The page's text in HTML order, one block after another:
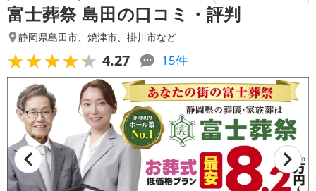
富士葬祭 島田の口コミ・評判
静岡県島田市、 焼津市、 掛川市など
★★★★★
★★★★★ 4.27 15件